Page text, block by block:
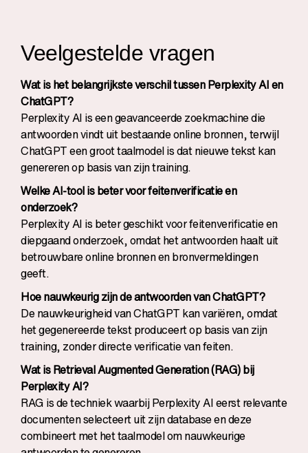
Veelgestelde vragen
Wat is het belangrijkste verschil tussen Perplexity AI en
ChatGPT?
Perplexity AI is een geavanceerde zoekmachine die
antwoorden vindt uit bestaande online bronnen, terwijl
ChatGPT een groot taalmodel is dat nieuwe tekst kan
genereren op basis van zijn training.
Welke AI-tool is beter voor feitenverificatie en
onderzoek?
Perplexity AI is beter geschikt voor feitenverificatie en
diepgaand onderzoek, omdat het antwoorden haalt uit
betrouwbare online bronnen en bronvermeldingen
geeft.
Hoe nauwkeurig zijn de antwoorden van ChatGPT?
De nauwkeurigheid van ChatGPT kan variëren, omdat
het gegenereerde tekst produceert op basis van zijn
training, zonder directe verificatie van feiten.
Wat is Retrieval Augmented Generation (RAG) bij
Perplexity AI?
RAG is de techniek waarbij Perplexity AI eerst relevante
documenten selecteert uit zijn database en deze
combineert met het taalmodel om nauwkeurige